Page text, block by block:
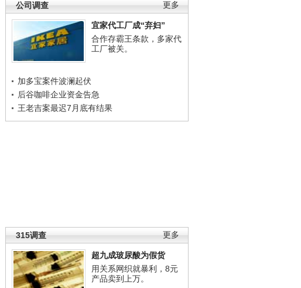
更多
公司调查
宜家代工厂成“弃妇”
合作存霸王条款，多家代
工厂被关。
加多宝案件波澜起伏
后谷咖啡企业资金告急
王老吉案最迟7月底有结果
更多
315调查
超九成玻尿酸为假货
用关系网织就暴利，8元
产品卖到上万。